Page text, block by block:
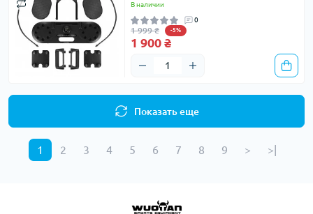
В наличии
0
1 999 ₴ -5%
1 900 ₴
Показать еще
1 2 3 4 5 6 7 8 9 > >|